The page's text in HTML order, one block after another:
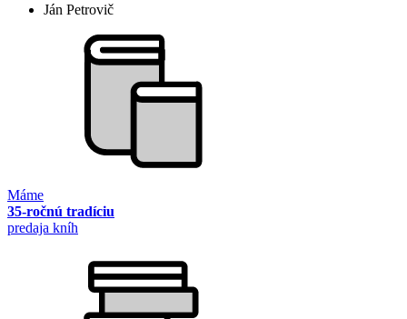
Ján Petrovič
Máme
35-ročnú tradíciu
predaja kníh